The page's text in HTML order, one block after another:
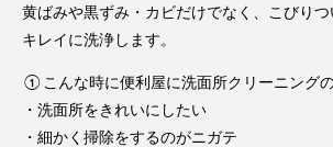
黄ばみや黒ずみ・カビだけでなく、こびり
キレイに洗浄します。
①こんな時に便利屋に洗面所クリーニングの
・洗面所をきれいにしたい
・細かく掃除をするのがニガテ